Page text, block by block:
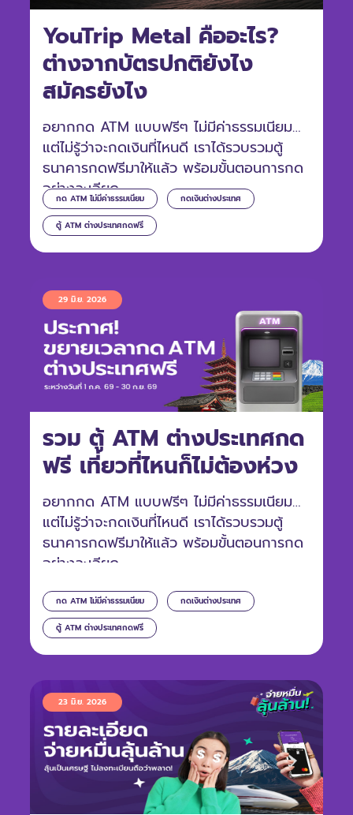
YouTrip Metal คืออะไร?
ต่างจากบัตรปกติยังไง
สมัครยังไง
กด ATM ไม่มีค่าธรรมเนียม กดเงินต่างประเทศ
ตู้ ATM ต่างประเทศกดฟรี
อยากกด ATM แบบฟรีๆ ไม่มีค่าธรรมเนียม
แต่ไม่รู้ว่าจะกดเงินที่ไหนดี เราได้รวบรวมตู้
ธนาคารกดฟรีมาให้แล้ว พร้อมขั้นตอนการกด
อย่างละเอียด
รวม ตู้ ATM ต่างประเทศกด
ฟรี เที่ยวที่ไหนก็ไม่ต้องห่วง
29 มิ.ย. 2026
กด ATM ไม่มีค่าธรรมเนียม กดเงินต่างประเทศ
ตู้ ATM ต่างประเทศกดฟรี
อยากกด ATM แบบฟรีๆ ไม่มีค่าธรรมเนียม
แต่ไม่รู้ว่าจะกดเงินที่ไหนดี เราได้รวบรวมตู้
ธนาคารกดฟรีมาให้แล้ว พร้อมขั้นตอนการกด
อย่างละเอียด
23 มิ.ย. 2026